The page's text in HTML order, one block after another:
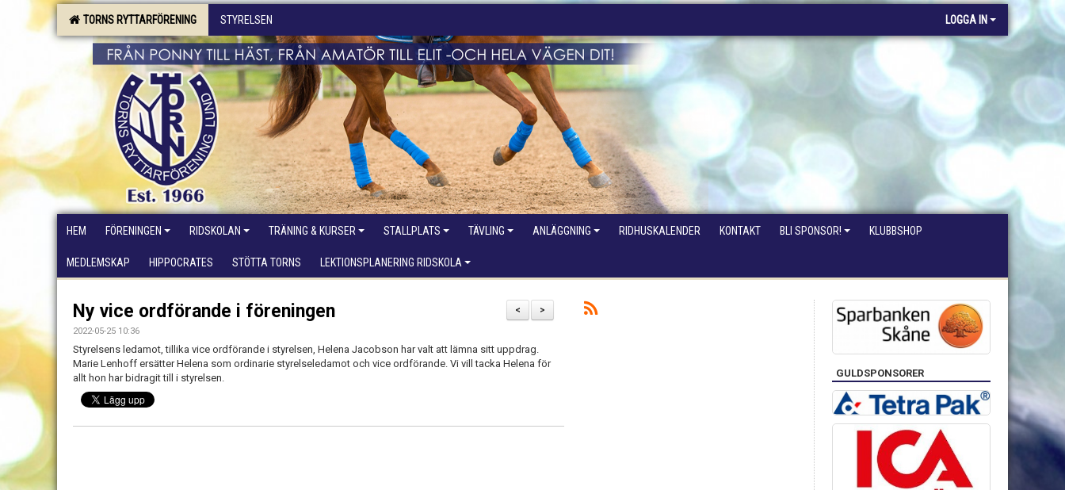
TORNS RYTTARFÖRENING STYRELSEN LOGGA IN
HEM FÖRENINGEN RIDSKOLAN TRÄNING & KURSER STALLPLATS TÄVLING ANLÄGGNING RIDHUSKALENDER KONTAKT BLI SPONSOR! KLUBBSHOP
MEDLEMSKAP HIPPOCRATES STÖTTA TORNS LEKTIONSPLANERING RIDSKOLA
>
<
Ny vice ordförande i föreningen
2022-05-25 10:36
Styrelsens ledamot, tillika vice ordförande i styrelsen, Helena Jacobson har valt att lämna sitt uppdrag.
Marie Lenhoff ersätter Helena som ordinarie styrelseledamot och vice ordförande. Vi vill tacka Helena för
allt hon har bidragit till i styrelsen.
GULDSPONSORER